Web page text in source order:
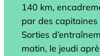
140 km,
par des capitaines
Sorties
matin, le jeudi